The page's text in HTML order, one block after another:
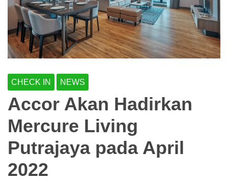
CHECK IN NEWS
Accor Akan Hadirkan
Mercure Living
Putrajaya pada April
2022